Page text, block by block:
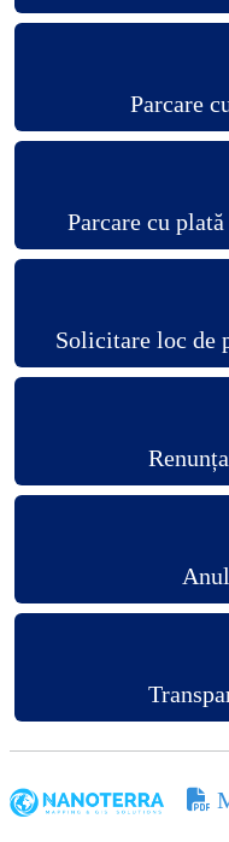
Parcare
Parcare cu
Solicitare loc de